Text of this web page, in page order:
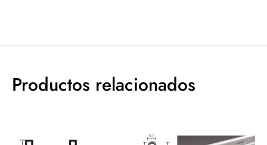
Productos relacionados